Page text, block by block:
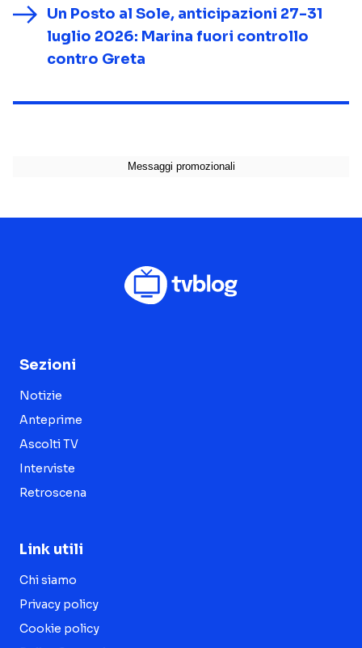
Un Posto al Sole, anticipazioni 27-31
luglio 2026: Marina fuori controllo
contro Greta
Sezioni
Notizie
Anteprime
Ascolti TV
Interviste
Retroscena
Link utili
Chi siamo
Privacy policy
Cookie policy